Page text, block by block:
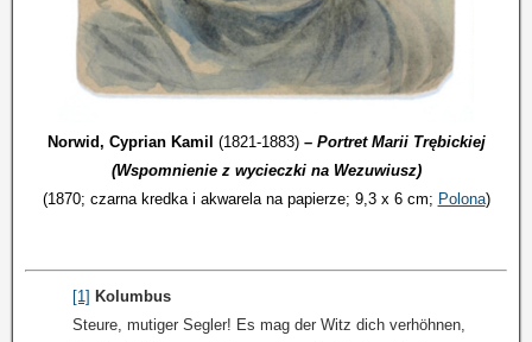
Norwid, Cyprian Kamil (1821-1883)– Portret Marii Trębickiej
(Wspomnienie z wycieczki na Wezuwiusz)
(1870; czarna kredka i akwarela na papierze; 9,3 x 6 cm; Polona)
[1] Kolumbus
Steure, mutiger Segler! Es mag der Witz dich verhöhnen,